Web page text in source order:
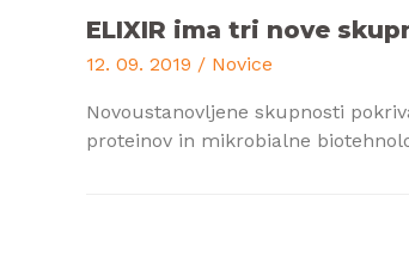
ELIXIR ima tri nove
12. 09. 2019 / Novice
Novoustanovljene skupnosti
proteinov in mikrobialne